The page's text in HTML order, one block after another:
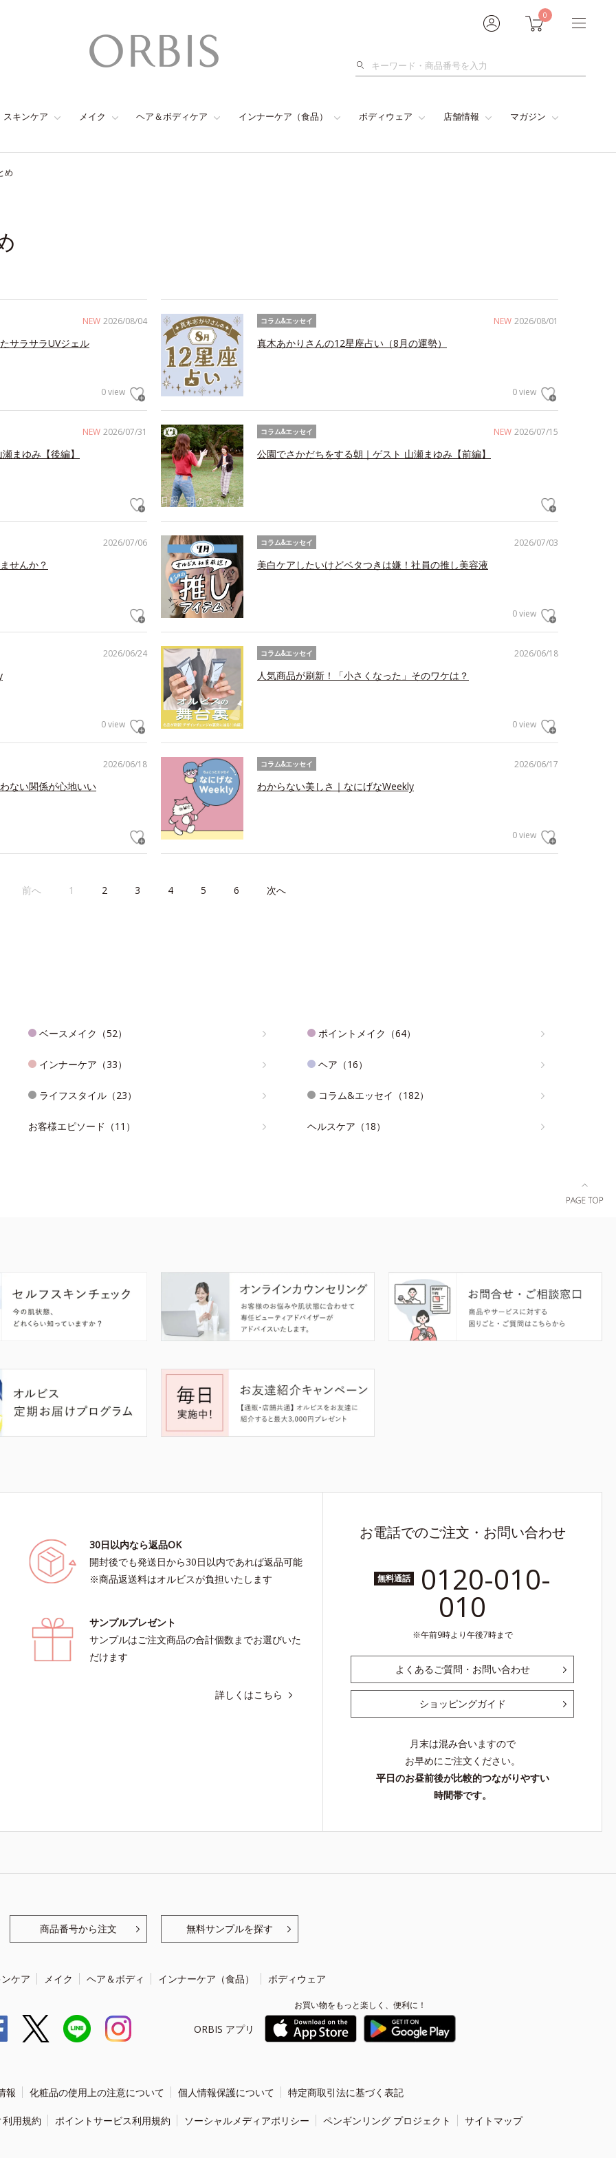
0
検
スキンケア メイク ヘア＆ボディケア インナーケア（食品） ボディウェア 店舗情報 マガジン
め
NEW 2026/08/04
サラサラUVジェル
0 view
NEW 2026/08/01
コラム&エッセイ
真木あかりさんの12星座占い（8月の運勢）
0 view
NEW 2026/07/31
まゆみ【後編】
NEW 2026/07/15
コラム&エッセイ
公園でさかだちをする朝｜ゲスト 山瀬まゆみ【前編】
2026/07/06
せんか？
2026/07/03
コラム&エッセイ
美白ケアしたいけどベタつきは嫌！社員の推し美容液
0 view
2026/06/24
0 view
2026/06/18
コラム&エッセイ
人気商品が刷新！「小さくなった」そのワケは？
0 view
2026/06/18
ない関係が心地いい
2026/06/17
コラム&エッセイ
わからない美しさ｜なにげなWeekly
0 view
前へ 1 2 3 4 5 6 次へ
ベースメイク（52） ポイントメイク（64）
インナーケア（33） ヘア（16）
ライフスタイル（23） コラム&エッセイ（182）
お客様エピソード（11） ヘルスケア（18）
30日以内なら返品OK
開封後でも発送日から30日以内であれば返品可能
※商品返送料はオルビスが負担いたします
サンプルプレゼント
サンプルはご注文商品の合計個数までお選びいた
だけます
詳しくはこちら
お電話でのご注文・お問い合わせ
無料通話 0120-010-
010
午前9時より午後7時まで
よくあるご質問・お問い合わせ
ショッピングガイド
月末は混み合いますので
お早めにご注文ください。
平日のお昼前後が比較的つながりやすい
時間帯です。
商品番号から注文 無料サンプルを探す
ケア メイク ヘア＆ボディ インナーケア（食品） ボディウェア
ORBIS アプリ
お買い物をもっと楽しく、便利に！
報 化粧品の使用上の注意について 個人情報保護について 特定商取引法に基づく表記
用規約 ポイントサービス利用規約 ソーシャルメディアポリシー ペンギンリング プロジェクト サイトマップ